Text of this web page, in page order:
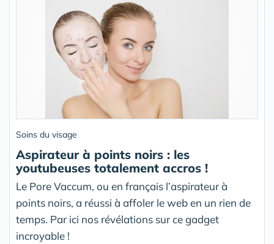
Soins du visage
Aspirateur à points noirs : les
youtubeuses totalement accros !
Le Pore Vaccum, ou en français l’aspirateur à
points noirs, a réussi à affoler le web en un rien de
temps. Par ici nos révélations sur ce gadget
incroyable !